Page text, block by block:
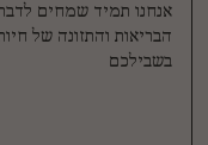
אנחנו תמיד שמחים לדבר
הבריאות והתזונה של
בשבילכם